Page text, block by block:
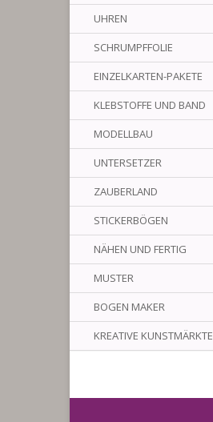
UHREN
SCHRUMPFFOLIE
EINZELKARTEN-PAKETE
KLEBSTOFFE UND BAND
MODELLBAU
UNTERSETZER
ZAUBERLAND
STICKERBÖGEN
NÄHEN UND FERTIG
MUSTER
BOGEN MAKER
KREATIVE KUNSTMÄRKTE